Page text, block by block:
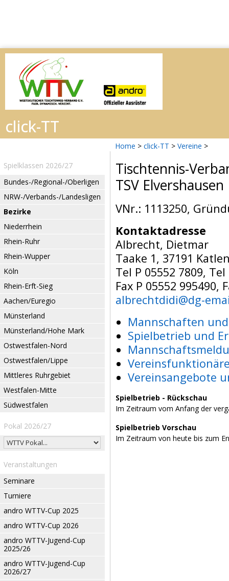
Home > click-TT > Vereine >
Spielklassen 2026/27
Bundes-/Regional-/Oberligen
NRW-/Verbands-/Landesligen
Bezirke
Niederrhein
Rhein-Ruhr
Rhein-Wupper
Köln
Rhein-Erft-Sieg
Aachen/Euregio
Münsterland
Münsterland/Hohe Mark
Ostwestfalen-Nord
Ostwestfalen/Lippe
Mittleres Ruhrgebiet
Westfalen-Mitte
Südwestfalen
Pokal 2026/27
Veranstaltungen
Seminare
Turniere
andro WTTV-Cup 2025
andro WTTV-Cup 2026
andro WTTV-Jugend-Cup
2025/26
andro WTTV-Jugend-Cup
2026/27
Tischtennis-
TSV Elvershausen
VNr.: 1113250,
Kontaktadresse
Albrecht, Dietmar
Taake 1, 37191
Tel P 05552 7809,
Fax P 05552 995490,
albrechtdidi@dg-
Mannschaften
Spielbetrieb und
Vereinsangebote
Spielbetrieb - Rückschau
Im Zeitraum vom Anfang der
Spielbetrieb Vorschau
Im Zeitraum von heute bis zum